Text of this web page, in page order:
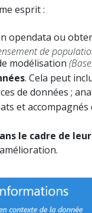
esprit :
opendata ou
de
modélisation
. Cela peut
de données ;
et
le cadre de